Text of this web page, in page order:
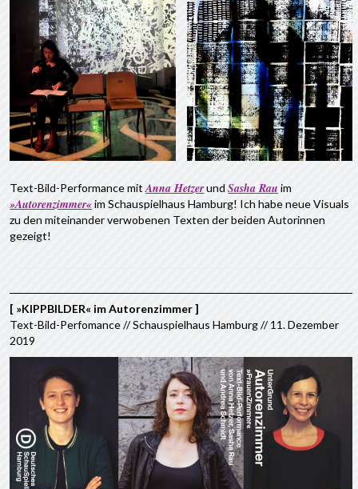
Text-Bild-Performance mitAnna HetzerundSasha Rau im
»Autorenzimmer«im Schauspielhaus Hamburg! Ich habe neue Visuals
zu den miteinander verwobenen Texten der beiden Autorinnen
gezeigt!
[ »KIPPBILDER« im Autorenzimmer ]
Text-Bild-Perfomance // Schauspielhaus Hamburg // 11. Dezember
2019